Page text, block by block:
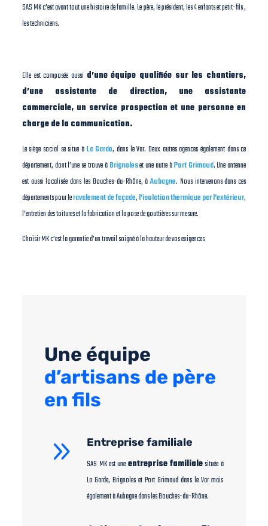
SAS MK c’est avant tout une histoire de famille. Le père, le président, les 4 enfants et petit-fils ,
les techniciens.
Elle est composée aussi d’une équipe qualifiée sur les chantiers,
d’une assistante de direction, une assistante
commerciale, un service prospection et une personne en
charge de la communication.
Le siège social se situe àLa Garde, dans le Var. Deux autres agences également dans ce
département, dont l’une se trouve àBrignoleset une autre àPort Grimaud. Une antenne
est aussi localisée dans les Bouches-du-Rhône, àAubagne. Nous intervenons dans ces
départements pour leravalement de façade,l’isolation thermique par l’extérieur,
l’entretien des toitures et la fabrication et la pose de gouttières sur mesure.
Choisir MK c’est la garantie d’un travail soigné à la hauteur de vos exigences
Une équipe
d’artisans de père
en fils
9 Entreprise familiale
SAS MK est uneentreprise familialesituée à
La Garde, Brignoles et Port Grimaud dans le Var mais
également à Aubagne dans les Bouches-du-Rhône.